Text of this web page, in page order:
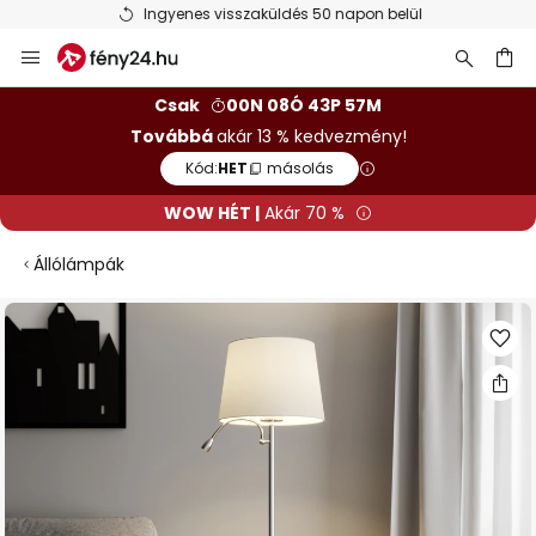
Ingyenes visszaküldés 50 napon belül
Ugrás
a
Csak
00N 08Ó 43P 56M
Továbbáakár 13 % kedvezmény!
Kód:HET másolás
WOW HÉT | Akár 70 %
Állólámpák
Ugrás
képgaléria